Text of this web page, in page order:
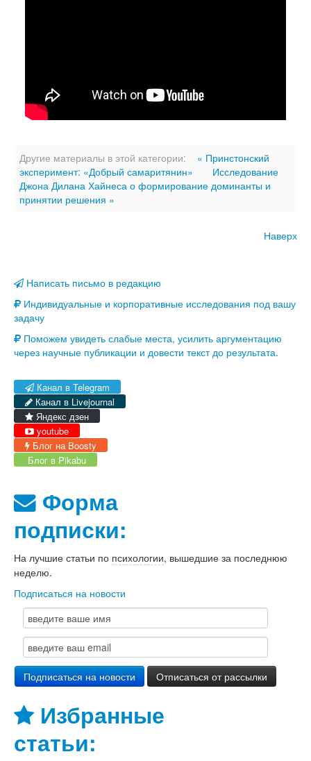
Другие материалы в этой категории:
« Принстонский
эксперимент: «Добрый самаритянин»
Исследование
Джона Дилана Хайнеса о формирование доминанты и
принятии решения »
Наверх
Написать письмо в редакцию
Индивидуальные и корпоративные исследования под вашу
задачу
Поможем увидеть слабые места, усилить аргументацию
через научные публикации и довести текст до результата.
Канал в Telegram
Канал в Livejournal
Яндекс дзен
youtube
Блог на Boosty
Блог в Pikabu
Форма
подписки:
На лучшие статьи по психологии, вышедшие за последнюю
неделю.
Подписаться на новости
Избранные
статьи: